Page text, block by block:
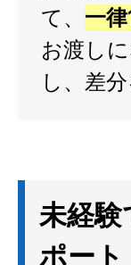
て、 一
お渡し
し、差
未経
ポート